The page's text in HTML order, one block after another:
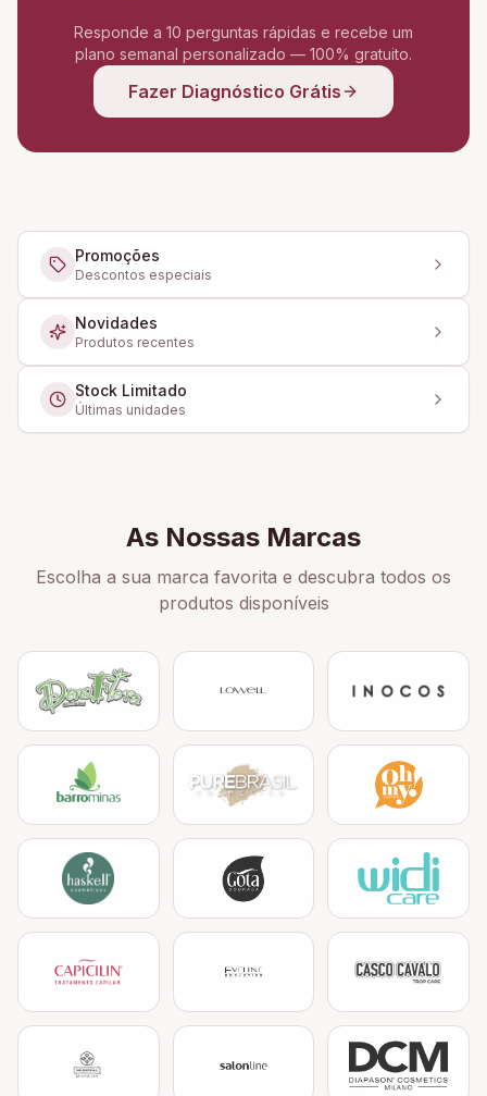
Responde a 10 perguntas rápidas e recebe um
plano semanal personalizado — 100% gratuito.
Fazer Diagnóstico Grátis
Promoções
Descontos especiais
Novidades
Produtos recentes
Stock Limitado
Últimas unidades
As Nossas Marcas
Escolha a sua marca favorita e descubra todos os
produtos disponíveis